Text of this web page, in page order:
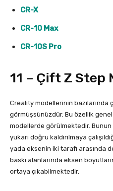
CR-X
CR-10 Max
CR-10S Pro
11 – Çift Z Step
Creality modellerinin
görmüşsünüzdür. Bu özellik
modellerde görülmektedir.
yukarı doğru kaldırılmaya
yada eksenin iki tarafı arasında
baskı alanlarında eksen
ortaya çıkabilmektedir.